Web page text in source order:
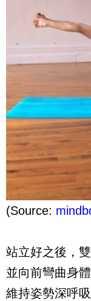
(Source:
站立好之後，
並向前彎曲身體
維持姿勢深呼吸